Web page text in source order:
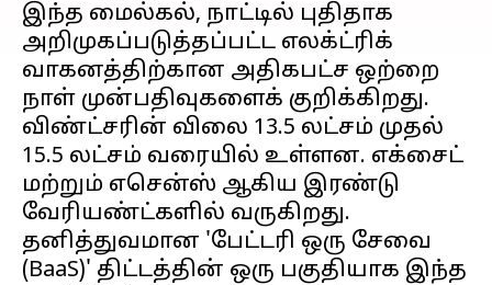
இந்த மைல்கல், நாட்டில் புதிதாக
அறிமுகப்படுத்தப்பட்ட எலக்ட்ரிக்
வாகனத்திற்கான அதிகபட்ச ஒற்றை
நாள் முன்பதிவுகளைக் குறிக்கிறது.
விண்ட்சரின் விலை ₹13.5 லட்சம் முதல்
₹15.5 லட்சம் வரையில் உள்ளன. எக்சைட்
மற்றும் எசென்ஸ் ஆகிய இரண்டு
வேரியண்ட்களில் வருகிறது.
தனித்துவமான 'பேட்டரி ஒரு சேவை
(BaaS)' திட்டத்தின் ஒரு பகுதியாக இந்த